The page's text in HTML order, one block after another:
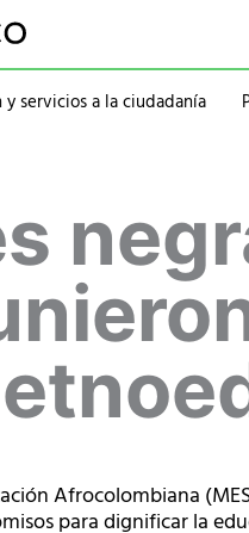
servicios a la ciudadanía
Calendario de eventos
Símbolos
Mapa
Personajes
Afrocolombiana
para dignificar la